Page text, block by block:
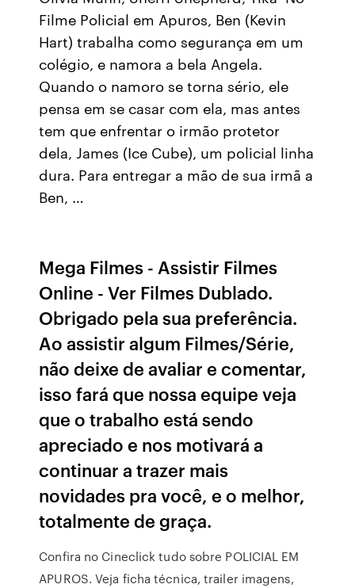
Filme Policial em Apuros, Ben (Kevin
Hart) trabalha como segurança em um
colégio, e namora a bela Angela.
Quando o namoro se torna sério, ele
pensa em se casar com ela, mas antes
tem que enfrentar o irmão protetor
dela, James (Ice Cube), um policial linha
dura. Para entregar a mão de sua irmã a
Ben, …
Mega Filmes - Assistir Filmes
Online - Ver Filmes Dublado.
Obrigado pela sua preferência.
Ao assistir algum Filmes/Série,
não deixe de avaliar e comentar,
isso fará que nossa equipe veja
que o trabalho está sendo
apreciado e nos motivará a
continuar a trazer mais
novidades pra você, e o melhor,
totalmente de graça.
Confira no Cineclick tudo sobre POLICIAL EM
APUROS. Veja ficha técnica, trailer imagens,